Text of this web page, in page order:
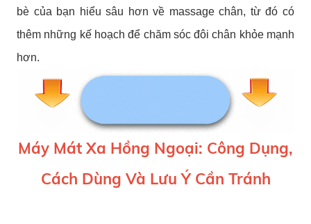
bè của bạn hiểu sâu hơn về massage chân, từ đó có
thêm những kế hoạch để chăm sóc đôi chân khỏe mạnh
hơn.
Máy Mát Xa Hồng Ngoại: Công Dụng,
Cách Dùng Và Lưu Ý Cần Tránh